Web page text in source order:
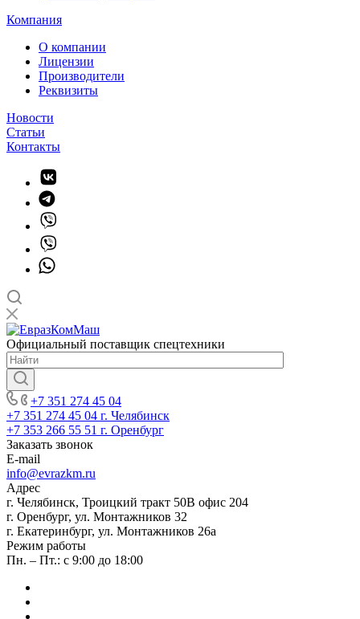
Компания
О компании
Лицензии
Производители
Реквизиты
Новости
Статьи
Контакты
Официальный поставщик спецтехники
+7 351 274 45 04
+7 351 274 45 04 г. Челябинск
+7 353 266 55 51 г. Оренбург
Заказать звонок
E-mail
info@evrazkm.ru
Адрес
г. Челябинск, Троицкий тракт 50В офис 204
г. Оренбург, ул. Монтажников 32
г. Екатеринбург, ул. Монтажников 26а
Режим работы
Пн. – Пт.: с 9:00 до 18:00